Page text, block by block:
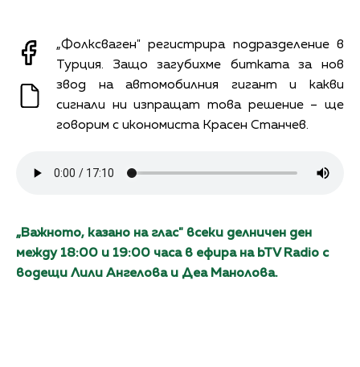
„Фолксваген" регистрира подразделение в
Турция. Защо загубихме битката за нов
звод на автомобилния гигант и какви
сигнали ни изпращат това решение – ще
говорим с икономиста Красен Станчев.
„Вaжното, казано на глас" всеки делничен ден
между 18:00 и 19:00 часа в ефира на bTV Radio с
водещи Лили Ангелова и Дeа Манолова.